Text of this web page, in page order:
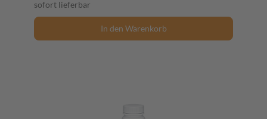
sofort lieferbar
In den Warenkorb